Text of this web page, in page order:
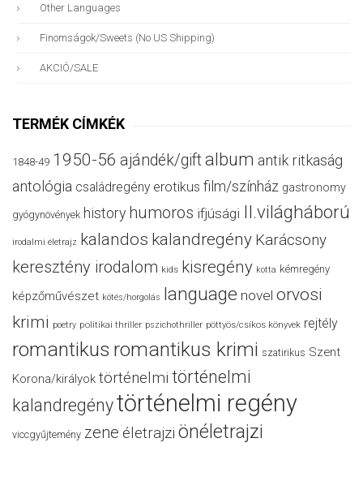
Other Languages
Finomságok/sweets (no US Shipping)
AKCIÓ/SALE
TERMÉK CÍMKÉK
1848-49 1950-56 ajándék/giftalbum antik ritkaság
antológia családregény erotikus film/színház gastronomy
gyógynövények history humoros ifjúsági II.világháború
irodalmi életrajz kalandos kalandregény Karácsony
keresztény irodalom kids kisregény kotta kémregény
képzőművészet kötés/horgolás language novel orvosi
krimi poetry politikai thriller pszichothriller pöttyös/csíkos könyvek rejtély
romantikus romantikus krimi szatirikus Szent
Korona/királyok történelmi történelmi
kalandregénytörténelmi regény
viccgyűjtemény zene életrajzi önéletrajzi